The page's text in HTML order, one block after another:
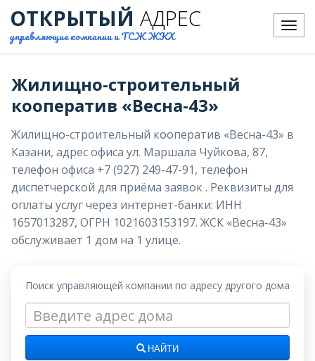
Меню
ОТКРЫТЫЙ АДРЕС
управляющие компании и ТСЖ ЖКХ
Жилищно-строительный
кооператив «Весна-43»
Жилищно-строительный кооператив «Весна-43» в
Казани, адрес офиса ул. Маршала Чуйкова, 87,
телефон офиса +7 (927) 249-47-91, телефон
диспетчерской для приёма заявок . Реквизиты для
оплаты услуг через интернет-банки: ИНН
1657013287, ОГРН 1021603153197. ЖСК «Весна-43»
обслуживает 1 дом на 1 улице.
Поиск управляющей компании по адресу другого дома
НАЙТИ